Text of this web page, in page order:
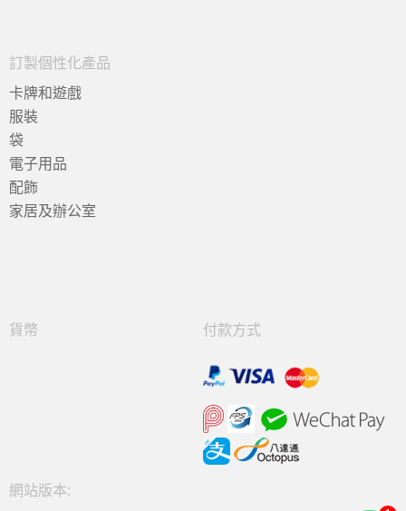
訂製個性化產品
卡牌和遊戲
服裝
袋
電子用品
配飾
家居及辦公室
貨幣 付款方式
網站版本: